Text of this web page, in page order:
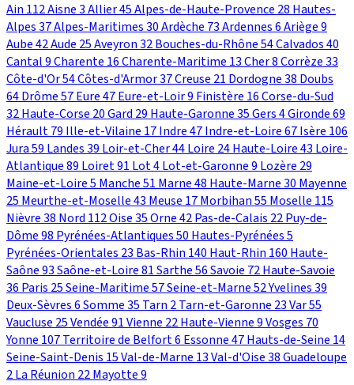
Ain 112Aisne3Allier45Alpes-de-Haute-Provence 28 Hautes-
Alpes37Alpes-Maritimes30Ardèche 73Ardennes6Ariège9
Aube42Aude 25Aveyron32Bouches-du-Rhône54Calvados40
Cantal9Charente 16Charente-Maritime 13Cher8Corrèze33
Côte-d'Or54Côtes-d'Armor37Creuse 21 Dordogne38 Doubs
64Drôme57Eure47Eure-et-Loir9 Finistère 16Corse-du-Sud
32Haute-Corse 20Gard 29 Haute-Garonne35Gers4Gironde69
Hérault79 Ille-et-Vilaine 17Indre47Indre-et-Loire67Isère 106
Jura59 Landes39 Loir-et-Cher44Loire 24Haute-Loire43 Loire-
Atlantique89 Loiret91 Lot4Lot-et-Garonne9 Lozère 29
Maine-et-Loire5 Manche51 Marne48 Haute-Marne30 Mayenne
25 Meurthe-et-Moselle43 Meuse 17Morbihan55 Moselle 115
Nièvre38 Nord 112Oise35Orne42Pas-de-Calais 22Puy-de-
Dôme98 Pyrénées-Atlantiques50 Hautes-Pyrénées5
Pyrénées-Orientales 23 Bas-Rhin 140 Haut-Rhin 160 Haute-
Saône93Saône-et-Loire81Sarthe56Savoie 72Haute-Savoie
36 Paris 25Seine-Maritime57Seine-et-Marne52Yvelines39
Deux-Sèvres6Somme35 Tarn 2Tarn-et-Garonne 23Var55
Vaucluse 25Vendée91Vienne 22Haute-Vienne9Vosges 70
Yonne 107Territoire de Belfort6 Essonne47Hauts-de-Seine 14
Seine-Saint-Denis 15Val-de-Marne 13Val-d'Oise38Guadeloupe
2La Réunion 22Mayotte9